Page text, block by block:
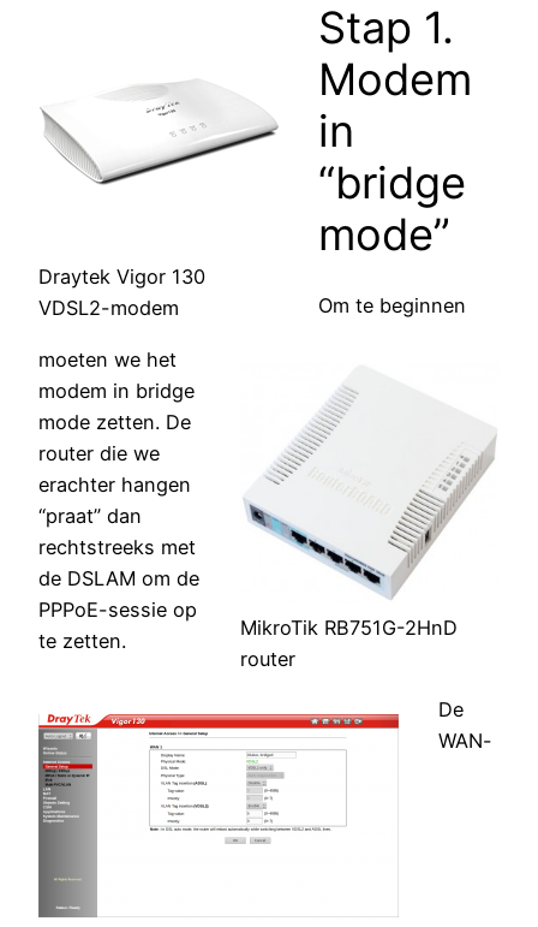
Draytek Vigor 130
VDSL2-modem
MikroTik RB751G-2HnD
router
Stap 1.
Modem
in
“bridge
mode”
Om te beginnen
moeten we het
modem in bridge
mode zetten. De
router die we
erachter hangen
“praat” dan
rechtstreeks met
de DSLAM om de
PPPoE-sessie op
te zetten.
De
WAN-